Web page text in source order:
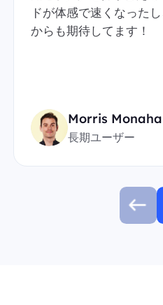
ドが体感で速くなった
からも期待してます！
Morris
長期ユーザー